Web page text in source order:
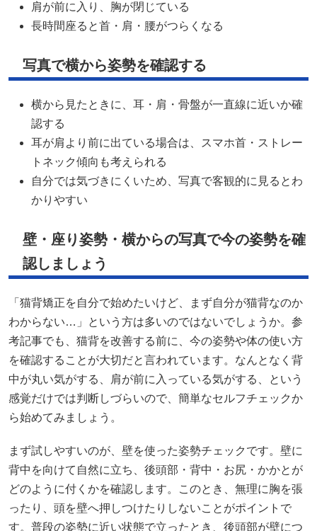
肩が前に入り、胸が閉じている
長時間座ると首・肩・腰がつらくなる
写真で横から姿勢を確認する
横から見たときに、耳・肩・骨盤が一直線に近いか確
認する
耳が肩より前に出ている場合は、スマホ首・ストレー
トネック傾向も考えられる
自分では気づきにくいため、写真で客観的に見るとわ
かりやすい
壁・座り姿勢・横からの写真で今の姿勢を確
認しましょう
「猫背矯正を自分で始めたいけど、まず自分が猫背なのか
わからない…」という方は多いのではないでしょうか。参
考記事でも、猫背を改善する前に、今の姿勢や体の使い方
を確認することが大切だと言われています。なんとなく背
中が丸い気がする、肩が前に入っている気がする、という
感覚だけでは判断しづらいので、簡単なセルフチェックか
ら始めてみましょう。
まず試しやすいのが、壁を使った姿勢チェックです。壁に
背中を向けて自然に立ち、後頭部・背中・お尻・かかとが
どのように付くかを確認します。このとき、無理に胸を張
ったり、頭を壁へ押しつけたりしないことがポイントで
す。普段の姿勢に近い状態で立ったとき、後頭部が壁につ